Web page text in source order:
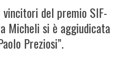
del premio SIF-
Micheli si è aggiudicata
Preziosi”.